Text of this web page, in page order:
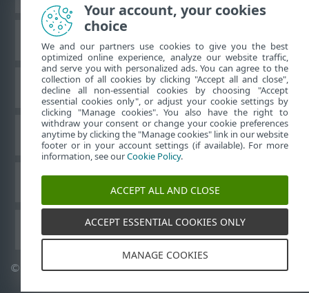
Baza wiedzy ESET
Forum ESET
Pomoc regionalna
Inne produkty ESET
© 1992-2026ESET, spol. s r.o. – Wszelkie prawa zastrzeżone.
Your account, your cookies
choice
We and our partners use cookies to give you the best
optimized online experience, analyze our website traffic,
and serve you with personalized ads. You can agree to the
collection of all cookies by clicking "Accept all and close",
decline all non-essential cookies by choosing "Accept
essential cookies only", or adjust your cookie settings by
clicking "Manage cookies". You also have the right to
withdraw your consent or change your cookie preferences
anytime by clicking the "Manage cookies" link in our website
footer or in your account settings (if available). For more
information, see ourCookie Policy.
ACCEPT ALL AND CLOSE
ACCEPT ESSENTIAL COOKIES ONLY
MANAGE COOKIES